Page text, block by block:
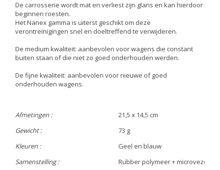
De carrosserie wordt mat en verliest zijn glans en kan hierdoor
beginnen roesten.
Het Nanex gamma is uiterst geschikt om deze
verontreinigingen snel en doeltreffend te verwijderen.
De medium kwaliteit: aanbevolen voor wagens die constant
buiten staan of die niet zo goed onderhouden werden.
De fijne kwaliteit: aanbevolen voor nieuwe of goed
onderhouden wagens.
Afmetingen :
21,5 x 14,5 cm
Gewicht :
73 g
Kleuren :
Geel en blauw
Samenstelling :
Rubber polymeer + microvezel